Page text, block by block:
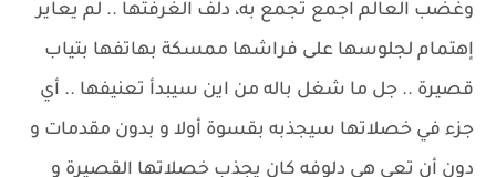
وغضب العالم اجمع تجمع به، دلف الغرفتها .. لم يعاير
إهتمام لجلوسها على فراشها ممسكة بهاتفها بتياب
قصيرة .. جل ما شغل باله من اين سيبدأ تعنيفها .. أي
جزء في خصلاتها سيجذبه بقسوة أولا و بدون مقدمات و
دون أن تعي هي دلوفه كان يجذب خصلاتها القصيرة و